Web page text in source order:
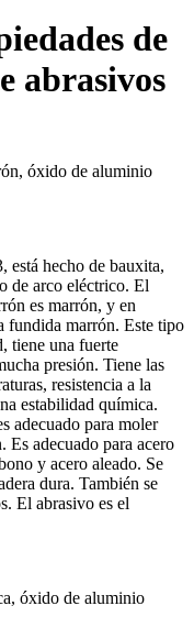
de
abrasivos
óxido de aluminio
hecho de bauxita,
de arco eléctrico. El
es marrón, y en
fundida marrón. Este tipo
tiene una fuerte
presión. Tiene las
resistencia a la
estabilidad química.
adecuado para moler
Es adecuado para acero
y acero aleado. Se
dura. También se
El abrasivo es el
óxido de aluminio